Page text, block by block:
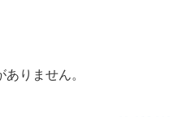
りません。